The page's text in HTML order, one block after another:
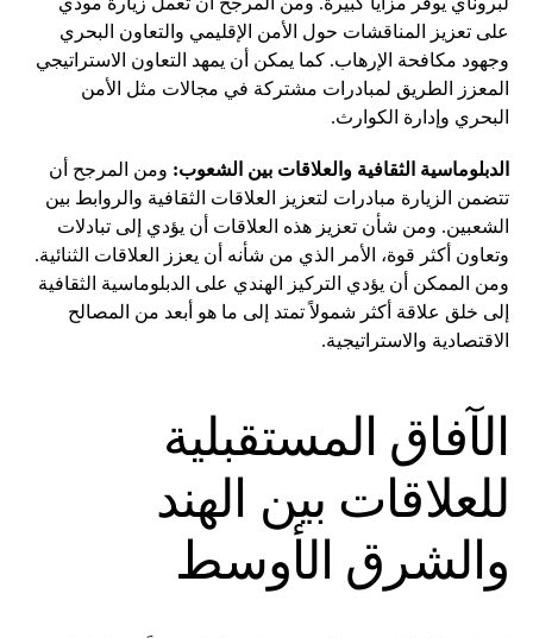
على تعزيز المناقشات حول الأمن الإقليمي والتعاون البحري
وجهود مكافحة الإرهاب. كما يمكن أن يمهد التعاون الاستراتيجي
المعزز الطريق لمبادرات مشتركة في مجالات مثل الأمن
البحري وإدارة الكوارث.
الدبلوماسية الثقافية والعلاقات بين الشعوب: ومن المرجح أن
تتضمن الزيارة مبادرات لتعزيز العلاقات الثقافية والروابط بين
الشعبين. ومن شأن تعزيز هذه العلاقات أن يؤدي إلى تبادلات
وتعاون أكثر قوة، الأمر الذي من شأنه أن يعزز العلاقات الثنائية.
ومن الممكن أن يؤدي التركيز الهندي على الدبلوماسية الثقافية
إلى خلق علاقة أكثر شمولاً تمتد إلى ما هو أبعد من المصالح
الاقتصادية والاستراتيجية.
الآفاق المستقبلية
للعلاقات بين الهند
والشرق الأوسط